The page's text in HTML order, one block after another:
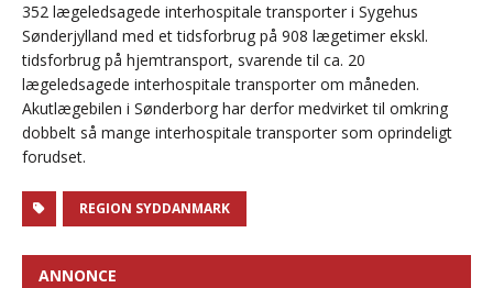
352 lægeledsagede interhospitale transporter i Sygehus
Sønderjylland med et tidsforbrug på 908 lægetimer ekskl.
tidsforbrug på hjemtransport, svarende til ca. 20
lægeledsagede interhospitale transporter om måneden.
Akutlægebilen i Sønderborg har derfor medvirket til omkring
dobbelt så mange interhospitale transporter som oprindeligt
forudset.
REGION SYDDANMARK
ANNONCE